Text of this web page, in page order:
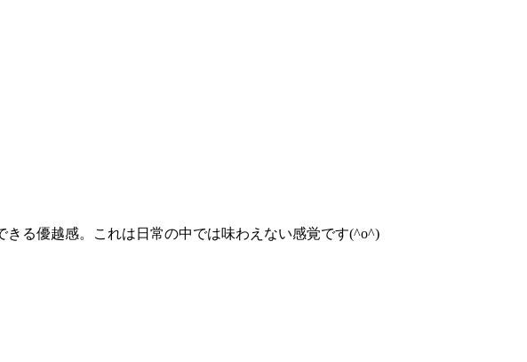
る優越感。これは日常の中では味わえない感覚です(^o^)